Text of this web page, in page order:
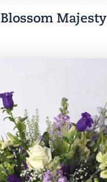
Blossom Majesty